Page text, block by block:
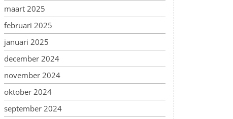
maart 2025
februari 2025
januari 2025
december 2024
november 2024
oktober 2024
september 2024